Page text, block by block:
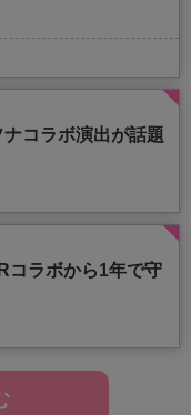
ナコラボ演出が話題
コラボから1年で守